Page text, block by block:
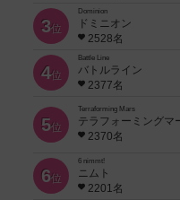
3位
Dominion
ドミニオン
2528名
4位
Battle Line
バトルライン
2377名
5位
Terraforming Mars
テラフォーミングマ
2370名
6位
6 nimmt!
ニムト
2201名